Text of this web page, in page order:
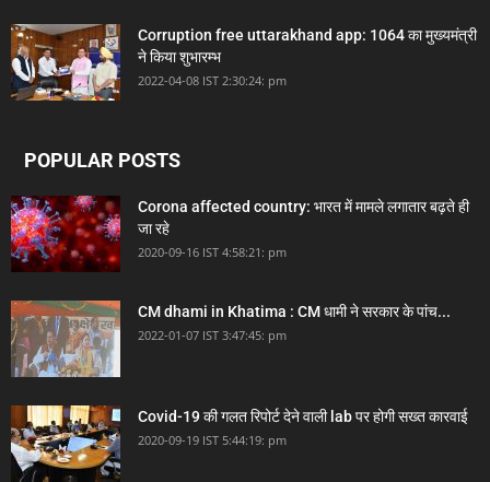
Corruption free uttarakhand app: 1064 का मुख्यमंत्री
ने किया शुभारम्भ
2022-04-08 IST 2:30:24: pm
POPULAR POSTS
Corona affected country: भारत में मामले लगातार बढ़ते ही
जा रहे
2020-09-16 IST 4:58:21: pm
CM dhami in Khatima : CM धामी ने सरकार के पांच...
2022-01-07 IST 3:47:45: pm
Covid-19 की गलत रिपोर्ट देने वाली lab पर होगी सख्त कारवाई
2020-09-19 IST 5:44:19: pm